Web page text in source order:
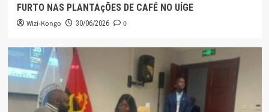
FURTO NAS PLANTAçÕES DE CAFÉ NO UÍGE
Wizi-Kongo 30/06/2026 0